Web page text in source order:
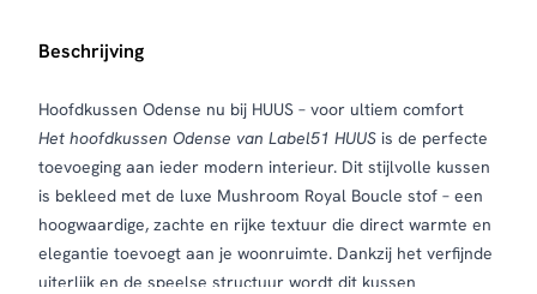
Beschrijving
Hoofdkussen Odense nu bij HUUS – voor ultiem comfort
Het hoofdkussen Odense van Label51 HUUS is de perfecte
toevoeging aan ieder modern interieur. Dit stijlvolle kussen
is bekleed met de luxe Mushroom Royal Boucle stof – een
hoogwaardige, zachte en rijke textuur die direct warmte en
elegantie toevoegt aan je woonruimte. Dankzij het verfijnde
uiterlijk en de speelse structuur wordt dit kussen